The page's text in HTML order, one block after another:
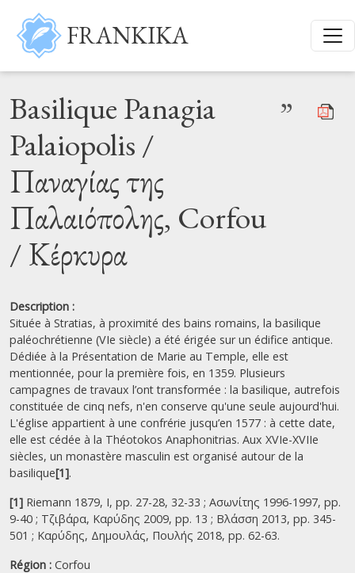
Aller au contenu principal
FRANKIKA
Basilique Panagia
Palaiopolis /
Παναγίας της
Παλαιόπολης, Corfou
/ Κέρκυρα
”
Description :
Située à Stratias, à proximité des bains romains, la basilique
paléochrétienne (VIe siècle) a été érigée sur un édifice antique.
Dédiée à la Présentation de Marie au Temple, elle est
mentionnée, pour la première fois, en 1359. Plusieurs
campagnes de travaux l’ont transformée : la basilique, autrefois
constituée de cinq nefs, n'en conserve qu'une seule aujourd'hui.
L'église appartient à une confrérie jusqu’en 1577 : à cette date,
elle est cédée à la Théotokos Anaphonitrias. Aux XVIe-XVIIe
siècles, un monastère masculin est organisé autour de la
basilique[1].
[1] Riemann 1879, I, pp. 27-28, 32-33 ; Ασωνίτης 1996-1997, pp.
9-40 ; Τζιβάρα, Καρύδης 2009, pp. 13 ; Βλάσση 2013, pp. 345-
501 ; Καρύδης, Δημουλάς, Πουλής 2018, pp. 62-63.
Région : Corfou